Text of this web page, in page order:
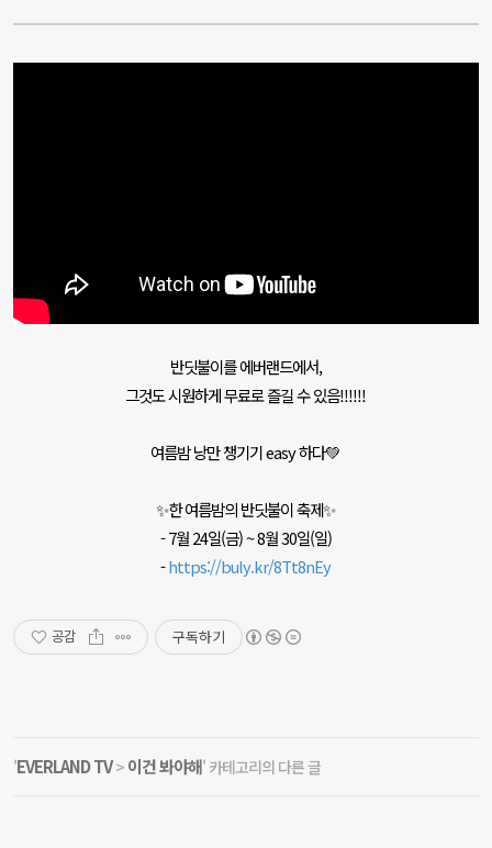
반딧불이를 에버랜드에서,
그것도 시원하게 무료로 즐길 수 있음!!!!!!
여름밤 낭만 챙기기 easy 하다💚
✨한 여름밤의 반딧불이 축제✨
- 7월 24일(금) ~ 8월 30일(일)
-https://buly.kr/8Tt8nEy
공감 구독하기
'EVERLAND TV> 이건 봐야해' 카테고리의 다른 글